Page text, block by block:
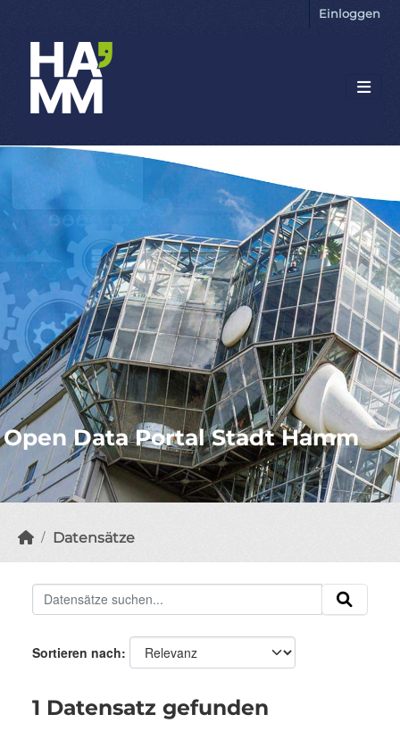
Einloggen
Open Data Portal Stadt Hamm
Datensätze
Sortieren nach
1 Datensatz gefunden